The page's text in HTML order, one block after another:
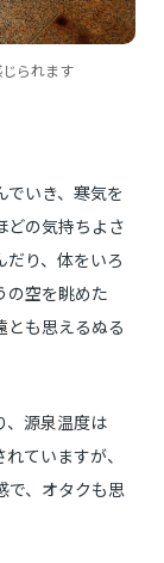
られます
でいき、寒気を
どの気持ちよさ
り、体をいろ
の空を眺めた
とも思えるぬる
、源泉温度は
ていますが、
で、オタクも思